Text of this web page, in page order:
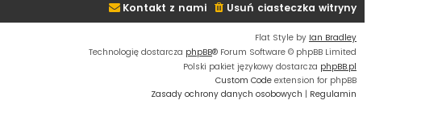
Usuń ciasteczka witryny
Kontakt z nami
Flat Style by Ian Bradley
Technologię dostarcza phpBB® Forum Software © phpBB Limited
Polski pakiet językowy dostarcza phpBB.pl
Custom Code extension for phpBB
Zasady ochrony danych osobowych | Regulamin